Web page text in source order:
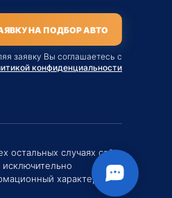
НА ПОДБОР АВТО
заявку Вы соглашаетесь с
конфиденциальности
остальных случаях сайт
исключительно
характер.
(Цена,